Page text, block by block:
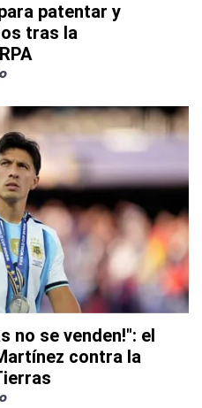
patentar y
tras la
no se venden!": el
contra la